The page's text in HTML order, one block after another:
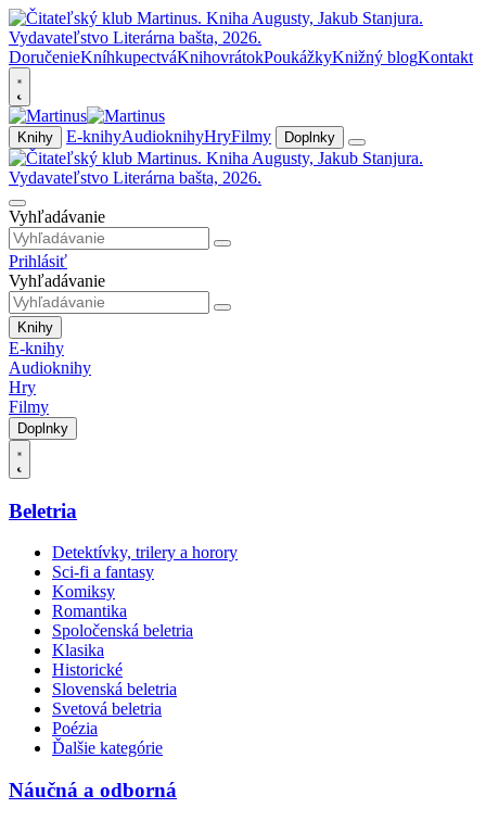
DoručenieKníhkupectváKnihovrátokPoukážkyKnižný blogKontakt
Knihy E-knihyAudioknihyHryFilmy Doplnky
Vyhľadávanie
Prihlásiť
Vyhľadávanie
Knihy
E-knihy
Audioknihy
Hry
Filmy
Doplnky
Beletria
Detektívky, trilery a horory
Sci-fi a fantasy
Komiksy
Romantika
Spoločenská beletria
Klasika
Historické
Slovenská beletria
Svetová beletria
Poézia
Ďalšie kategórie
Náučná a odborná